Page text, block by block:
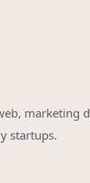
marketing
startups.